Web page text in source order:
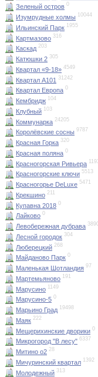
Зеленый остров 0
Изумрудные холмы 10044
Ильинский Парк 1955
Картмазово 316
Каскад 203
Катюшки 2 305
Квартал «9-18» 4549
Квартал А101 31242
Квартал Европа 0
Кембридж 104
Клубный 103
Коммунарка 24205
Королёвские сосны 9787
Красная Горка 320
Красная поляна 0
Красногорская Ривьера
Красногорские ключи 5513
Красногорье DeLuxe 5471
Крекшино 211
Купавна 2018 0
Лайково 0
Левобережная дубрава
Лесной городок 304
Люберецкий 268
Майданово Парк 0
Маленькая Шотландия 97
Мартемьяново 191
Марусино 1149
Марусино-5 0
Марьино Град 19498
Маяк 222
Мещерихинские дворики 0
Микрогород "В лесу" 6337
Митино о2 28
Мичуринский квартал 1392
Молодежный 313